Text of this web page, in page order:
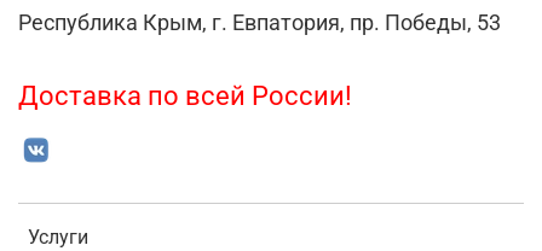
Услуги
Республика Крым, г. Евпатория, пр. Победы, 53
Доставка по всей России!